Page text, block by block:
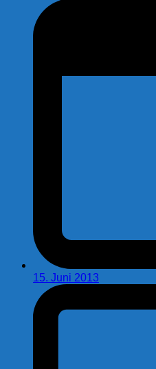
15. Juni 2013